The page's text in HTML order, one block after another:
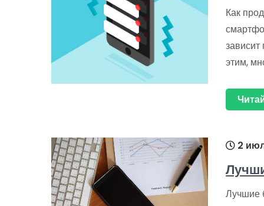
Как
зависит
этим,
2
Лучшие